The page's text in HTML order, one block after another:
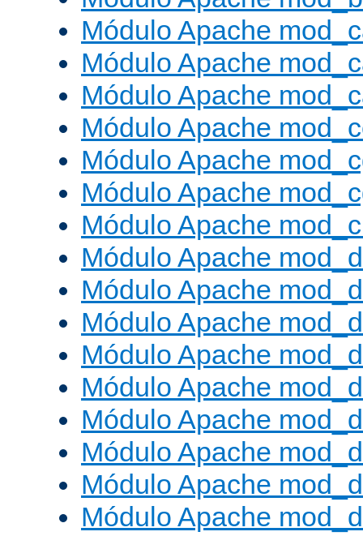
Módulo Apache
Módulo Apache
Módulo Apache
Módulo Apache
Módulo Apache
Módulo Apache
Módulo Apache
Módulo Apache
Módulo Apache
Módulo Apache
Módulo Apache
Módulo Apache
Módulo Apache
Módulo Apache
Módulo Apache
Módulo Apache